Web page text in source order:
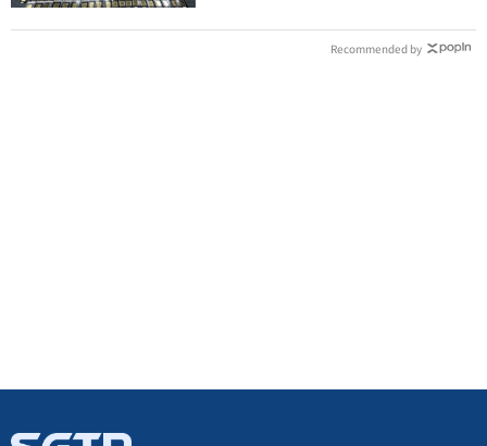
Recommended by